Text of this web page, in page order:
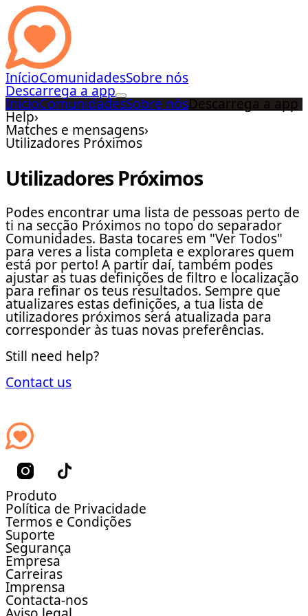
InícioComunidadesSobre nós
Descarrega a app
InícioComunidadesSobre nósDescarrega a app
Help›
Matches e mensagens›
Utilizadores Próximos
Utilizadores Próximos
Podes encontrar uma lista de pessoas perto de
ti na secção Próximos no topo do separador
Comunidades. Basta tocares em "Ver Todos"
para veres a lista completa e explorares quem
está por perto! A partir daí, também podes
ajustar as tuas definições de filtro e localização
para refinar os teus resultados. Sempre que
atualizares estas definições, a tua lista de
utilizadores próximos será atualizada para
corresponder às tuas novas preferências.
Still need help?
Contact us
Produto
Política de Privacidade
Termos e Condições
Suporte
Segurança
Empresa
Carreiras
Imprensa
Contacta-nos